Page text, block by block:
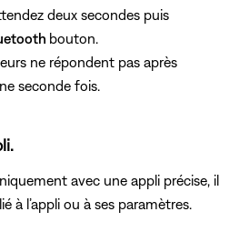
deux secondes puis
bouton.
ne répondent pas après
seconde fois.
avec une appli précise, il
à l’appli ou à ses paramètres.